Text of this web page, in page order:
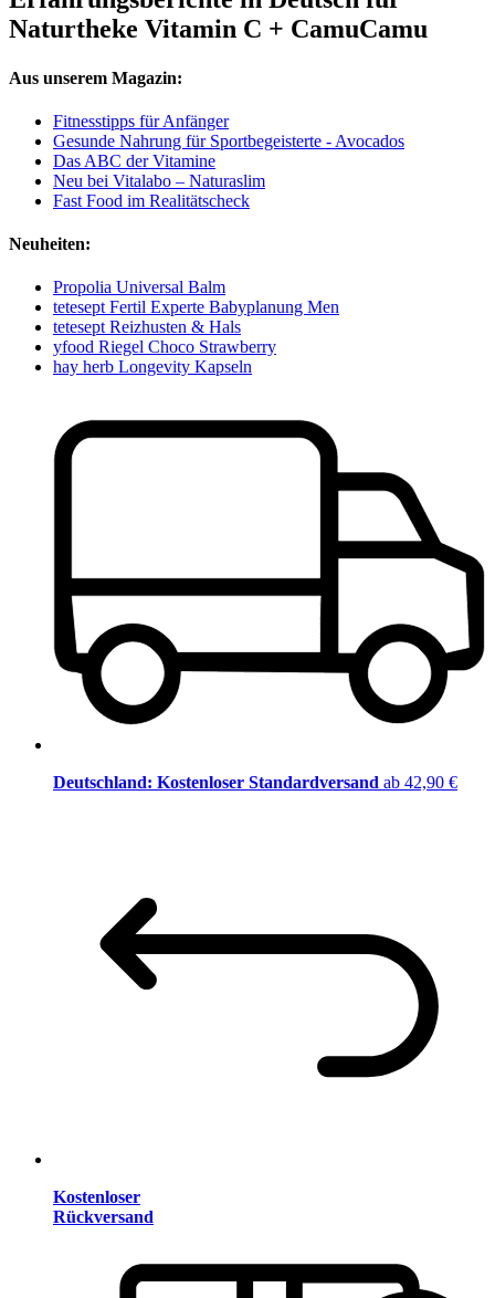
Naturtheke Vitamin C + CamuCamu
Aus unserem Magazin:
Fitnesstipps für Anfänger
Gesunde Nahrung für Sportbegeisterte - Avocados
Das ABC der Vitamine
Neu bei Vitalabo – Naturaslim
Fast Food im Realitätscheck
Neuheiten:
Propolia Universal Balm
tetesept Fertil Experte Babyplanung Men
tetesept Reizhusten & Hals
yfood Riegel Choco Strawberry
hay herb Longevity Kapseln
Deutschland: Kostenloser Standardversand ab 42,90 €
Kostenloser
Rückversand